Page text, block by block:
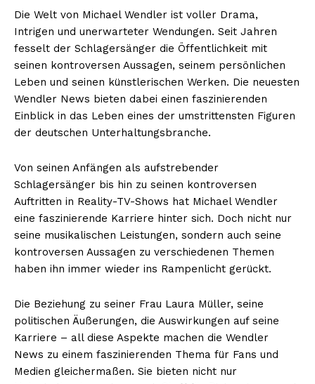
Die Welt von Michael Wendler ist voller Drama,
Intrigen und unerwarteter Wendungen. Seit Jahren
fesselt der Schlagersänger die Öffentlichkeit mit
seinen kontroversen Aussagen, seinem persönlichen
Leben und seinen künstlerischen Werken. Die neuesten
Wendler News bieten dabei einen faszinierenden
Einblick in das Leben eines der umstrittensten Figuren
der deutschen Unterhaltungsbranche.
Von seinen Anfängen als aufstrebender
Schlagersänger bis hin zu seinen kontroversen
Auftritten in Reality-TV-Shows hat Michael Wendler
eine faszinierende Karriere hinter sich. Doch nicht nur
seine musikalischen Leistungen, sondern auch seine
kontroversen Aussagen zu verschiedenen Themen
haben ihn immer wieder ins Rampenlicht gerückt.
Die Beziehung zu seiner Frau Laura Müller, seine
politischen Äußerungen, die Auswirkungen auf seine
Karriere – all diese Aspekte machen die Wendler
News zu einem faszinierenden Thema für Fans und
Medien gleichermaßen. Sie bieten nicht nur